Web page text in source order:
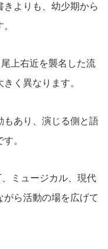
きよりも、幼少期から
上右近を襲名した流
く異なります。
もあり、演じる側と語
。
ミュージカル、現代
ら活動の場を広げて